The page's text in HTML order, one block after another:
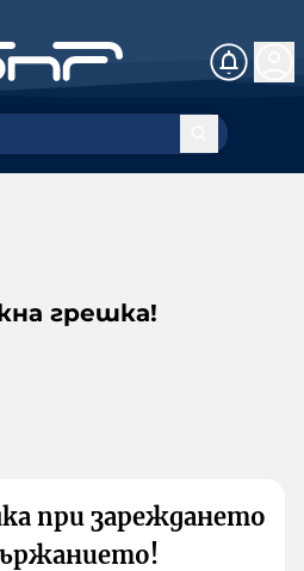
грешка!
при зареждането